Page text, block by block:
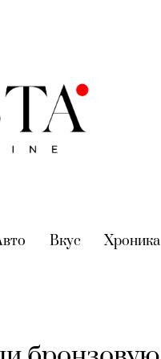
(current)
Вкус (current)
Хроника